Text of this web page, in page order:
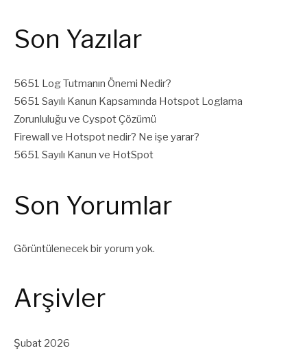
Son Yazılar
5651 Log Tutmanın Önemi Nedir?
5651 Sayılı Kanun Kapsamında Hotspot Loglama
Zorunluluğu ve Cyspot Çözümü
Firewall ve Hotspot nedir? Ne işe yarar?
5651 Sayılı Kanun ve HotSpot
Son Yorumlar
Görüntülenecek bir yorum yok.
Arşivler
Şubat 2026